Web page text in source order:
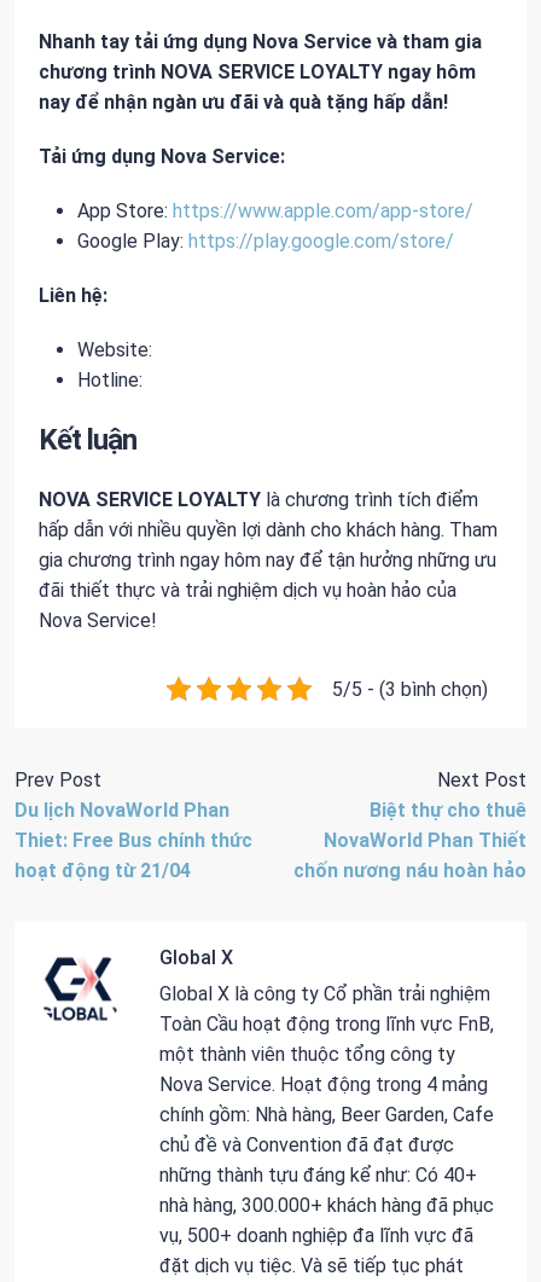
Nhanh tay tải ứng dụng Nova Service và tham gia
chương trình NOVA SERVICE LOYALTY ngay hôm
nay để nhận ngàn ưu đãi và quà tặng hấp dẫn!
Tải ứng dụng Nova Service:
App Store: https://www.apple.com/app-store/
Google Play: https://play.google.com/store/
Liên hệ:
Website:
Hotline:
Kết luận
NOVA SERVICE LOYALTY là chương trình tích điểm
hấp dẫn với nhiều quyền lợi dành cho khách hàng. Tham
gia chương trình ngay hôm nay để tận hưởng những ưu
đãi thiết thực và trải nghiệm dịch vụ hoàn hảo của
Nova Service!
5/5 - (3 bình chọn)
Prev Post
Du lịch NovaWorld Phan
Thiet: Free Bus chính thức
hoạt động từ 21/04
Next Post
Biệt thự cho thuê
NovaWorld Phan Thiết
chốn nương náu hoàn hảo
Global X
Global X là công ty Cổ phần trải nghiệm
Toàn Cầu hoạt động trong lĩnh vực FnB,
một thành viên thuộc tổng công ty
Nova Service. Hoạt động trong 4 mảng
chính gồm: Nhà hàng, Beer Garden, Cafe
chủ đề và Convention đã đạt được
những thành tựu đáng kể như: Có 40+
nhà hàng, 300.000+ khách hàng đã phục
vụ, 500+ doanh nghiệp đa lĩnh vực đã
đặt dịch vụ tiệc. Và sẽ tiếp tục phát